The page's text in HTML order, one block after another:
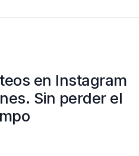
en Instagram
Sin perder el